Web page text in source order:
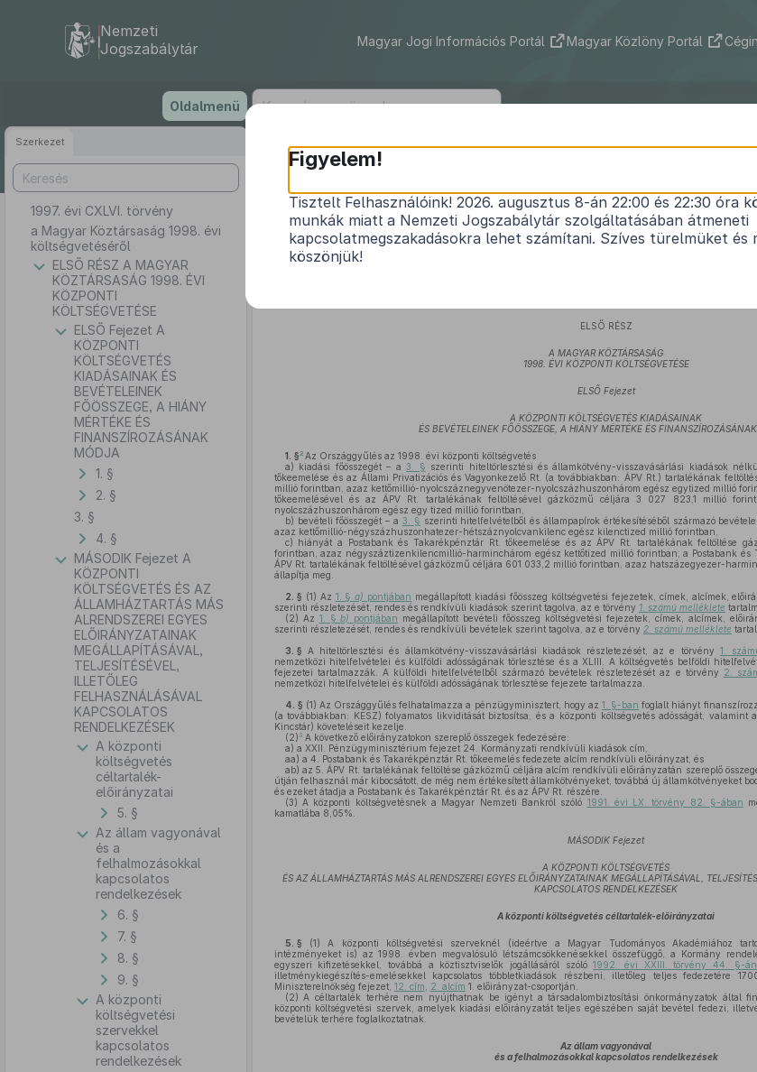
tartalomra
Nemzeti
Jogszabálytár
Magyar Jogi Információs Portál Magyar Közlöny Portál
Oldalmenü
Szerkezet
1997. évi CXLVI. törvény
a Magyar Köztársaság 1998. évi
költségvetéséről
ELSŐ RÉSZ A MAGYAR
KÖZTÁRSASÁG 1998. ÉVI
KÖZPONTI
KÖLTSÉGVETÉSE
ELSŐ Fejezet A
KÖZPONTI
KÖLTSÉGVETÉS
KIADÁSAINAK ÉS
BEVÉTELEINEK
FŐÖSSZEGE, A HIÁNY
MÉRTÉKE ÉS
FINANSZÍROZÁSÁNAK
MÓDJA
1. §
2. §
3. §
4. §
MÁSODIK Fejezet A
KÖZPONTI
KÖLTSÉGVETÉS ÉS AZ
ÁLLAMHÁZTARTÁS MÁS
ALRENDSZEREI EGYES
ELŐIRÁNYZATAINAK
MEGÁLLAPÍTÁSÁVAL,
TELJESÍTÉSÉVEL,
ILLETŐLEG
FELHASZNÁLÁSÁVAL
KAPCSOLATOS
RENDELKEZÉSEK
A központi
költségvetés
céltartalék-
előirányzatai
5. §
Az állam vagyonával
és a
felhalmozásokkal
kapcsolatos
rendelkezések
6. §
7. §
8. §
9. §
A központi
költségvetési
szervekkel
kapcsolatos
rendelkezések
1997. évi CXLVI. törvény
a Magyar Köztársaság 1998. évi
Hatályos: 2010. 04. 01. –
ELSŐ RÉSZ
A MAGYAR KÖZTÁRSASÁG
1998. ÉVI KÖZPONTI KÖLTSÉGVETÉSE
ELSŐ Fejezet
A KÖZPONTI KÖLTSÉGVETÉS KIADÁSAINAK
ÉS BEVÉTELEINEK FŐÖSSZEGE, A HIÁNY MÉRTÉKE ÉS
1. §2 Az Országgyűlés az 1998. évi központi költségvetés
a) kiadási főösszegét – a3. § szerinti hiteltörlesztési és államkötvény-visszavásárlási kiadások
tőkeemelése és az Állami Privatizációs és Vagyonkezelő Rt. (a továbbiakban: ÁPV Rt.) tartalékának
millió forintban, azaz kettőmillió-nyolcszáznegyvenötezer-nyolcszázhuszonhárom egész egytized millió
tőkeemelésével és az ÁPV Rt. tartalékának feltöltésével gázközmű céljára 3 027 823,1 millió
nyolcszázhuszonhárom egész egy tized millió forintban,
b) bevételi főösszegét – a 3. § szerinti hitelfelvételből és állampapírok értékesítéséből származó
azaz kettőmillió-négyszázhuszonhatezer-hétszáznyolcvankilenc egész kilenctized millió forintban,
c) hiányát a Postabank és Takarékpénztár Rt. tőkeemelése és az ÁPV Rt. tartalékának feltöltése
forintban, azaz négyszáztizenkilencmillió-harminchárom egész kettőtized millió forintban; a Postabank és
ÁPV Rt. tartalékának feltöltésével gázközmű céljára 601 033,2 millió forintban, azaz hatszázegyezer-
állapítja meg.
2. § (1) Az 1. §a) pontjában megállapított kiadási főösszeg költségvetési fejezetek, címek, alcímek,
szerinti részletezését, rendes és rendkívüli kiadások szerint tagolva, az e törvény 1. számú melléklete
(2) Az 1. §b) pontjában megállapított bevételi főösszeg költségvetési fejezetek, címek, alcímek,
szerinti részletezését, rendes és rendkívüli bevételek szerint tagolva, az e törvény 2. számú melléklete
3. § A hiteltörlesztési és államkötvény-visszavásárlási kiadások részletezését, az e törvény 1.
nemzetközi hitelfelvételei és külföldi adósságának törlesztése és a XLIII. A költségvetés belföldi
fejezetei tartalmazzák. A külföldi hitelfelvételből származó bevételek részletezését az e törvény 2.
nemzetközi hitelfelvételei és külföldi adósságának törlesztése fejezete tartalmazza.
4. § (1) Az Országgyűlés felhatalmazza a pénzügyminisztert, hogy az 1. §-ban foglalt hiányt
(a továbbiakban: KESZ) folyamatos likviditását biztosítsa, és a központi költségvetés adósságát, valamint
Kincstár) követeléseit kezelje.
(2) 3A következő előirányzatokon szereplő összegek fedezésére:
a) a XXII. Pénzügyminisztérium fejezet 24. Kormányzati rendkívüli kiadások cím,
aa) a 4. Postabank és Takarékpénztár Rt. tőkeemelés fedezete alcím rendkívüli előirányzat, és
ab) az 5. ÁPV Rt. tartalékának feltöltése gázközmű céljára alcím rendkívüli előirányzatán szereplő
útján felhasznál már kibocsátott, de még nem értékesített államkötvényeket, továbbá új államkötvényeket
és ezeket átadja a Postabank és Takarékpénztár Rt. és az ÁPV Rt. részére.
(3) A központi költségvetésnek a Magyar Nemzeti Bankról szóló 1991. évi LX. törvény 82. §-ában
kamatlába 8,05%.
MÁSODIK Fejezet
A KÖZPONTI KÖLTSÉGVETÉS
ÉS AZ ÁLLAMHÁZTARTÁS MÁS ALRENDSZEREI EGYES ELŐIRÁNYZATAINAK MEGÁLLAPÍTÁSÁVAL,
KAPCSOLATOS RENDELKEZÉSEK
A központi költségvetés céltartalék-előirányzatai
5. § (1) A központi költségvetési szerveknél (ideértve a Magyar Tudományos Akadémiához
intézményeket is) az 1998. évben megvalósuló létszámcsökkenésekkel összefüggő, a Kormány
egyszeri kifizetésekkel, továbbá a köztisztviselők jogállásáról szóló1992. évi XXIII. törvény 44. §-
illetménykiegészítés-emelésekkel kapcsolatos többletkiadások részbeni, illetőleg teljes fedezetére
Miniszterelnökség fejezet, 12. cím 2. alcím 1. előirányzat-csoportján.
(2) A céltartalék terhére nem nyújthatnak be igényt a társadalombiztosítási önkormányzatok által
központi költségvetési szervek, amelyek kiadási előirányzatát teljes egészében saját bevétel fedezi,
bevételük terhére foglalkoztatnak.
Az állam vagyonával
és a felhalmozásokkal kapcsolatos rendelkezések
Figyelem!
Tisztelt Felhasználóink! 2026. augusztus 8-án 22:00 és 22:30 óra
munkák miatt a Nemzeti Jogszabálytár szolgáltatásában átmeneti
kapcsolatmegszakadásokra lehet számítani. Szíves türelmüket és
köszönjük!